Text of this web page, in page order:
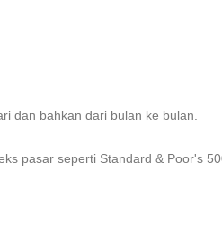
dan bahkan dari bulan ke bulan.
pasar seperti Standard & Poor's